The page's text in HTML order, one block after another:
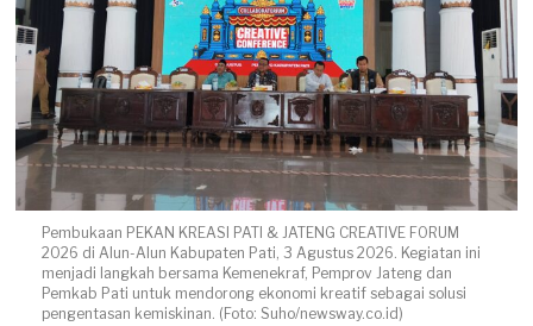
Pembukaan PEKAN KREASI PATI & JATENG CREATIVE FORUM
2026 di Alun-Alun Kabupaten Pati, 3 Agustus 2026. Kegiatan ini
menjadi langkah bersama Kemenekraf, Pemprov Jateng dan
Pemkab Pati untuk mendorong ekonomi kreatif sebagai solusi
pengentasan kemiskinan. (Foto: Suho/newsway.co.id)